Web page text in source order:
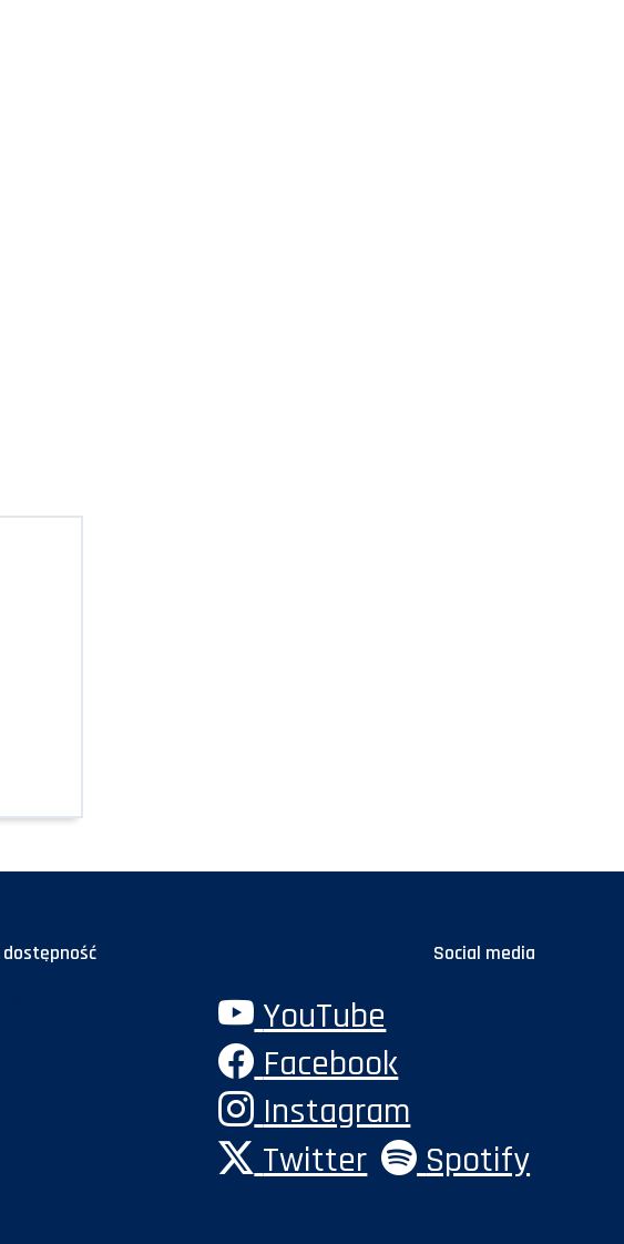
Social media
YouTube
Facebook
Instagram
Twitter
Spotify